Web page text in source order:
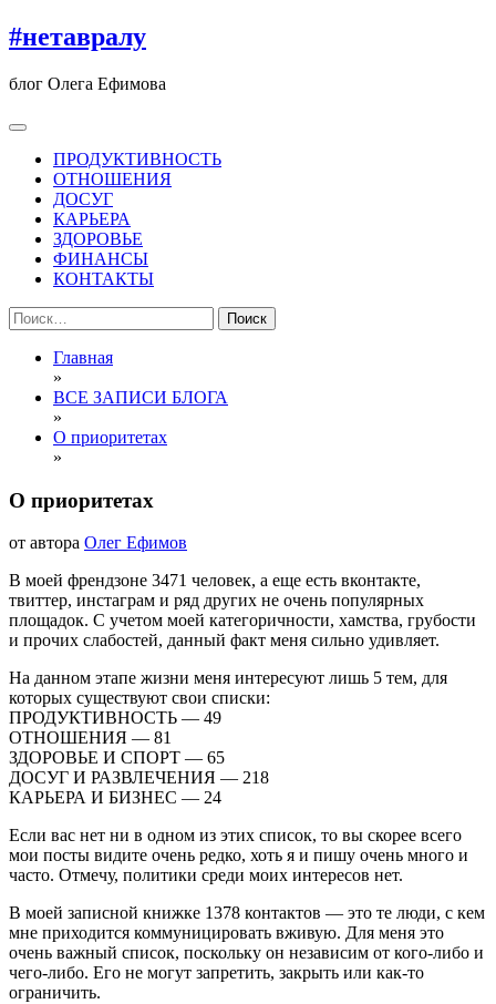
Перейти
к
#нетавралу
блог Олега Ефимова
ПРОДУКТИВНОСТЬ
ОТНОШЕНИЯ
ДОСУГ
КАРЬЕРА
ЗДОРОВЬЕ
ФИНАНСЫ
КОНТАКТЫ
Найти:
Главная
»
ВСЕ ЗАПИСИ БЛОГА
»
О приоритетах
»
ВСЕ
ЗАПИСИ
БЛОГА&
ОТНОШЕНИЯ
О приоритетах
18.08.202018.08.2020
от автора Олег Ефимов
В моей френдзоне 3471 человек, а еще есть вконтакте,
твиттер, инстаграм и ряд других не очень популярных
площадок. С учетом моей категоричности, хамства, грубости
и прочих слабостей, данный факт меня сильно удивляет.
На данном этапе жизни меня интересуют лишь 5 тем, для
которых существуют свои списки:
ПРОДУКТИВНОСТЬ — 49
ОТНОШЕНИЯ — 81
ЗДОРОВЬЕ И СПОРТ — 65
ДОСУГ И РАЗВЛЕЧЕНИЯ — 218
КАРЬЕРА И БИЗНЕС — 24
Если вас нет ни в одном из этих список, то вы скорее всего
мои посты видите очень редко, хоть я и пишу очень много и
часто. Отмечу, политики среди моих интересов нет.
В моей записной книжке 1378 контактов — это те люди, с кем
мне приходится коммуницировать вживую. Для меня это
очень важный список, поскольку он независим от кого-либо и
чего-либо. Его не могут запретить, закрыть или как-то
ограничить.